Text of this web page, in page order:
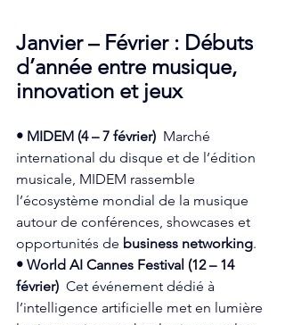
Janvier – Février : Débuts
d’année entre musique,
innovation et jeux
• MIDEM (4 – 7 février) Marché
international du disque et de l’édition
musicale, MIDEM rassemble
l’écosystème mondial de la musique
autour de conférences, showcases et
opportunités de business networking.
• World AI Cannes Festival (12 – 14
février) Cet événement dédié à
l’intelligence artificielle met en lumière